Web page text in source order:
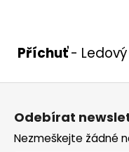
Příchuť- L
Odebírat
Nezmeškejte žádné